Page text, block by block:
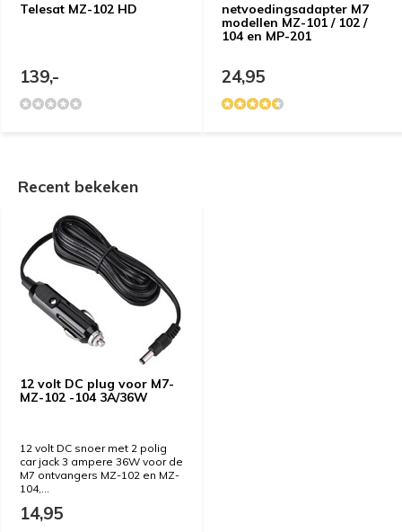
Telesat MZ-102 HD
139,-
netvoedingsadapter M7
modellen MZ-101 / 102 /
104 en MP-201
24,95
Recent bekeken
12 volt DC plug voor M7-
MZ-102 -104 3A/36W
12 volt DC snoer met 2 polig
car jack 3 ampere 36W voor de
M7 ontvangers MZ-102 en MZ-
104,...
14,95